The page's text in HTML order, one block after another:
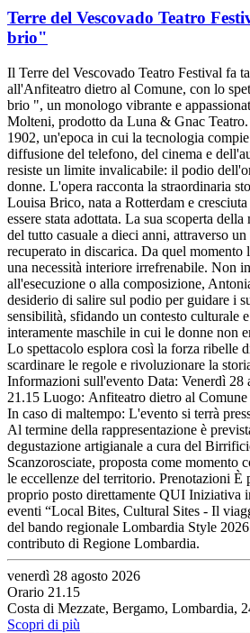
Terre del Vescovado Teatro
brio"
Il Terre del Vescovado Teatro Festival fa
all'Anfiteatro dietro al Comune, con lo
brio ", un monologo vibrante e
Molteni, prodotto da Luna & Gnac
1902, un'epoca in cui la tecnologia
diffusione del telefono, del cinema e
resiste un limite invalicabile: il podio
donne. L'opera racconta la straordinaria
Louisa Brico, nata a Rotterdam e
essere stata adottata. La sua scoperta
del tutto casuale a dieci anni, attraverso
recuperato in discarica. Da quel momento
una necessità interiore irrefrenabile. Non
all'esecuzione o alla composizione,
desiderio di salire sul podio per guidare i
sensibilità, sfidando un contesto culturale
interamente maschile in cui le donne non
Lo spettacolo esplora così la forza ribelle
scardinare le regole e rivoluzionare la
Informazioni sull'evento Data: Venerdì 28
21.15 Luogo: Anfiteatro dietro al
In caso di maltempo: L'evento si terrà
Al termine della rappresentazione è
degustazione artigianale a cura del
Scanzorosciate, proposta come momento
le eccellenze del territorio. Prenotazioni È
proprio posto direttamente QUI Iniziativa
eventi “Local Bites, Cultural Sites - Il
del bando regionale Lombardia Style
contributo di Regione Lombardia.
venerdì 28 agosto 2026
Orario 21.15
Costa di Mezzate, Bergamo, Lombardia,
Scopri di più